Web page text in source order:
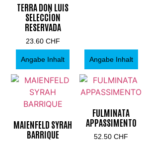
TERRA DON LUIS
SELECCÍON
RESERVADA
23.60 CHF
Angabe Inhalt Angabe Inhalt
MAIENFELD SYRAH
BARRIQUE
FULMINATA
APPASSIMENTO
52.50CHF